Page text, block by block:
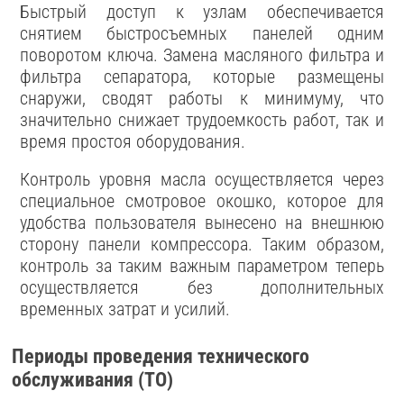
Быстрый доступ к узлам обеспечивается
снятием быстросъемных панелей одним
поворотом ключа. Замена масляного фильтра и
фильтра сепаратора, которые размещены
снаружи, сводят работы к минимуму, что
значительно снижает трудоемкость работ, так и
время простоя оборудования.
Контроль уровня масла осуществляется через
специальное смотровое окошко, которое для
удобства пользователя вынесено на внешнюю
сторону панели компрессора. Таким образом,
контроль за таким важным параметром теперь
осуществляется без дополнительных
временных затрат и усилий.
Периоды проведения технического
обслуживания (ТО)